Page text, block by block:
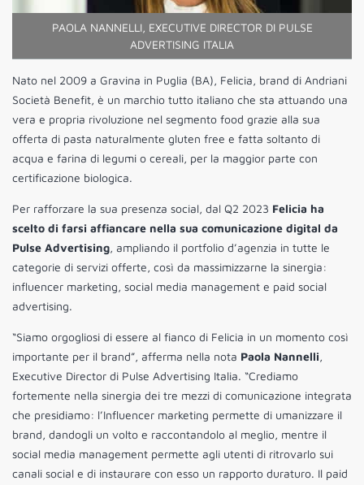
PAOLA NANNELLI, EXECUTIVE DIRECTOR DI PULSE
ADVERTISING ITALIA
Nato nel 2009 a Gravina in Puglia (BA), Felicia, brand di Andriani
Società Benefit, è un marchio tutto italiano che sta attuando una
vera e propria rivoluzione nel segmento food grazie alla sua
offerta di pasta naturalmente gluten free e fatta soltanto di
acqua e farina di legumi o cereali, per la maggior parte con
certificazione biologica.
Per rafforzare la sua presenza social, dal Q2 2023 Felicia ha
scelto di farsi affiancare nella sua comunicazione digital da
Pulse Advertising, ampliando il portfolio d’agenzia in tutte le
categorie di servizi offerte, così da massimizzarne la sinergia:
influencer marketing, social media management e paid social
advertising.
“Siamo orgogliosi di essere al fianco di Felicia in un momento così
importante per il brand”, afferma nella nota Paola Nannelli,
Executive Director di Pulse Advertising Italia. “Crediamo
fortemente nella sinergia dei tre mezzi di comunicazione integrata
che presidiamo: l’Influencer marketing permette di umanizzare il
brand, dandogli un volto e raccontandolo al meglio, mentre il
social media management permette agli utenti di ritrovarlo sui
canali social e di instaurare con esso un rapporto duraturo. Il paid